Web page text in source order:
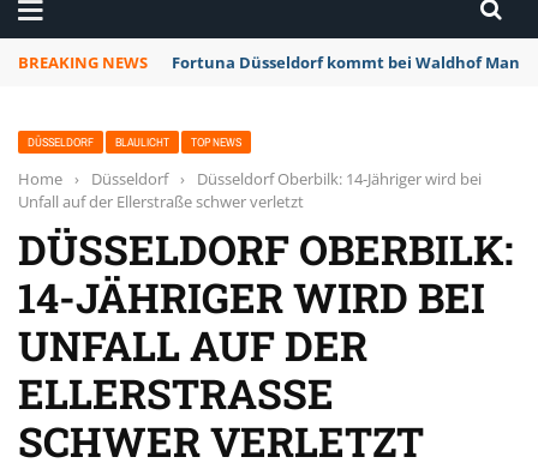
BREAKING NEWS Fortuna Düsseldorf kommt bei Waldhof
DÜSSELDORF BLAULICHT TOP NEWS
Home › Düsseldorf ›
Düsseldorf Oberbilk: 14-Jähriger wird bei
Unfall auf der Ellerstraße schwer verletzt
DÜSSELDORF OBERBILK:
14-JÄHRIGER WIRD BEI
UNFALL AUF DER
ELLERSTRASSE S
CHWER VERLETZT